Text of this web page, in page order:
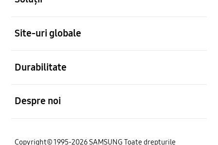
Site-uri globale
Durabilitate
Despre noi
Copyright© 1995-2026 SAMSUNG Toate drepturile